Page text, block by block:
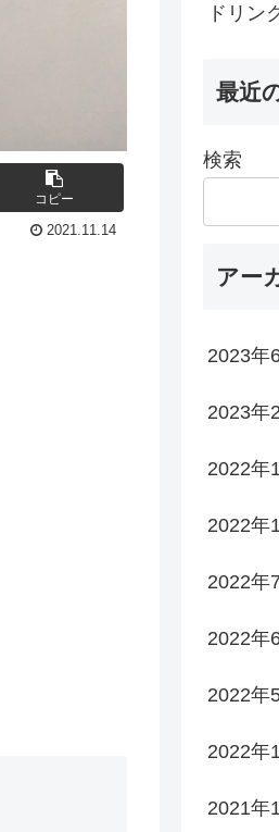
コピー
2021.11.14
ドリン
最近
検索
アー
2023年
2023年
2022年
2022年
2022年
2022年
2022年
2022年
2021年